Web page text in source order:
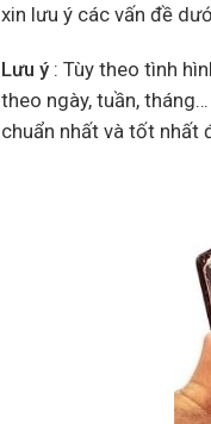
xin lưu ý các vấn đề
Lưu ý : Tùy theo tình
theo ngày, tuần,
chuẩn nhất và tốt nhất